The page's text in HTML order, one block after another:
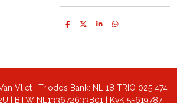
D
D
S
D
Vliet | Triodos Bank: NL 18 TRIO 025 474
| BTW NL133672633B01 | KvK 55619787